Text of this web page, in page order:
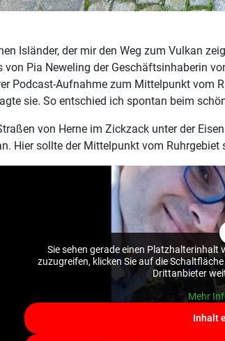
Isländer, der mir den Weg zum Vulkan
von Pia Neweling der Geschäftsinhaberin
Podcast-Aufnahme zum Mittelpunkt vom
sie. So entschied ich spontan beim
von Herne im Zickzack unter der
Hier sollte der Mittelpunkt vom Ruhrgebiet
Sie sehen gerade einen Platzhalterinhalt
zuzugreifen, klicken Sie auf die
Drittanbieter
Mehr
Inhalt